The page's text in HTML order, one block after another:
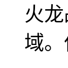
火
域